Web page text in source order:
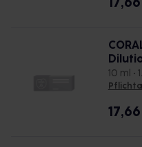
10 ml •
17,66